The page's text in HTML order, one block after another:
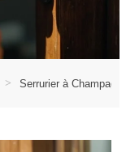
Serrurier à